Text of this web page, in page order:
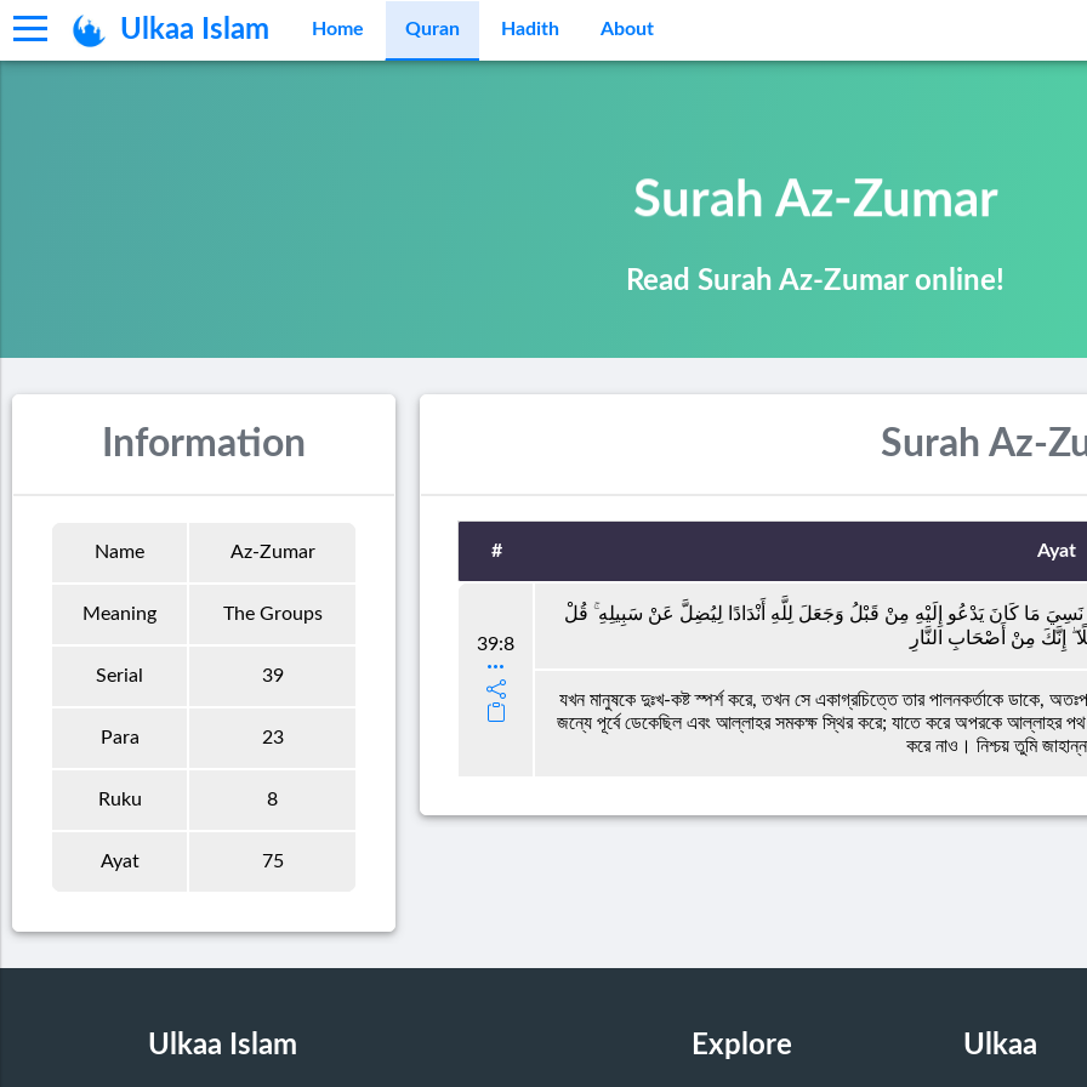
Ulkaa Islam Home Quran Hadith About
Surah Az-Zumar
Read Surah Az-Zumar online!
Information
Name Az-Zumar
Meaning The Groups
Serial 39
Para 23
Ruku 8
Ayat 75
Surah Az-
# Ayat
39:8
نَسِيَ مَا كَانَ يَدْعُو إِلَيْهِ مِنْ قَبْلُ وَجَعَلَ لِلَّهِ أَنْدَادًا لِيُضِلَّ عَنْ سَبِيلِهِ ۚ قُلْ
إِنَّكَ مِنْ أَصْحَابِ النَّارِ
যখন মানুষকে দুঃখ-কষ্ট স্পর্শ করে, তখন সে একাগ্রচিত্তে তার পালনকর্তাকে ডাকে,
জন্যে পূর্বে ডেকেছিল এবং আল্লাহর সমকক্ষ স্থির করে; যাতে করে অপরকে আল্লাহর
করে নাও। নিশ্চয় তুমি
Ulkaa Islam Explore Ulkaa